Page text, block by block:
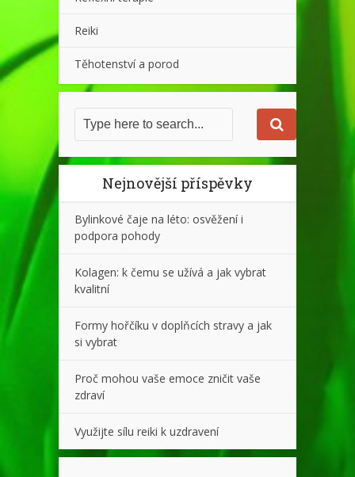
Reiki
Těhotenství a porod
Nejnovější příspěvky
Bylinkové čaje na léto: osvěžení i
podpora pohody
Kolagen: k čemu se užívá a jak vybrat
kvalitní
Formy hořčíku v doplňcích stravy a jak
si vybrat
Proč mohou vaše emoce zničit vaše
zdraví
Využijte sílu reiki k uzdravení